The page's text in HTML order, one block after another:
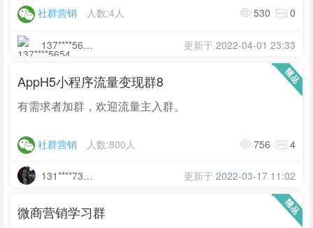
社群营销 人数:4人 530 0
137****5654 更新于 2022-04-01 23:33
AppH5小程序流量变现群8
有需求者加群，欢迎流量主入群。
社群营销 人数:800人 756 4
131****7396 更新于 2022-03-17 11:02
微商营销学习群